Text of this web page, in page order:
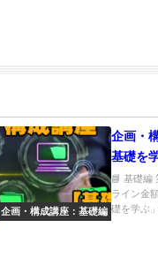
企画・構成講座：基礎編
企画・
基礎を
📘 基礎編
ライン金
礎を学ぶ